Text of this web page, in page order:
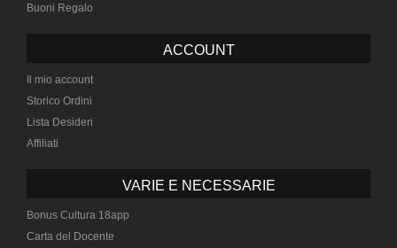
Buoni Regalo
ACCOUNT
Il mio account
Storico Ordini
Lista Desideri
Affiliati
VARIE E NECESSARIE
Bonus Cultura 18app
Carta del Docente